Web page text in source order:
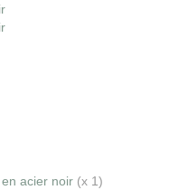
acier noir (x 1)